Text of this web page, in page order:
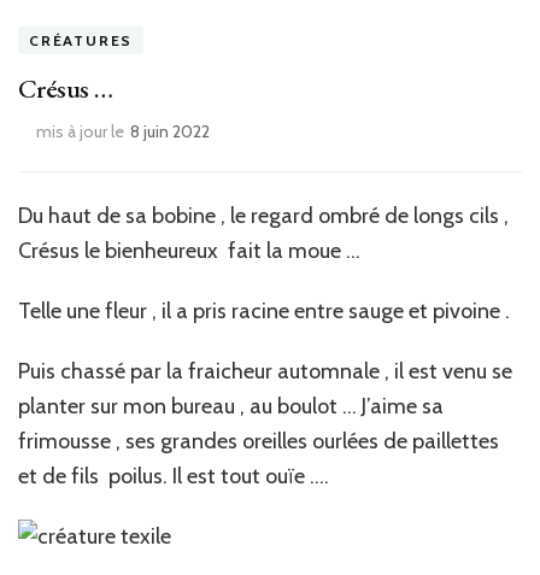
CRÉATURES
Crésus …
mis à jour le 8 juin 2022
Du haut de sa bobine , le regard ombré de longs cils ,
Crésus le bienheureux fait la moue …
Telle une fleur , il a pris racine entre sauge et pivoine .
Puis chassé par la fraicheur automnale , il est venu se
planter sur mon bureau , au boulot … J’aime sa
frimousse , ses grandes oreilles ourlées de paillettes
et de fils poilus. Il est tout ouïe ….